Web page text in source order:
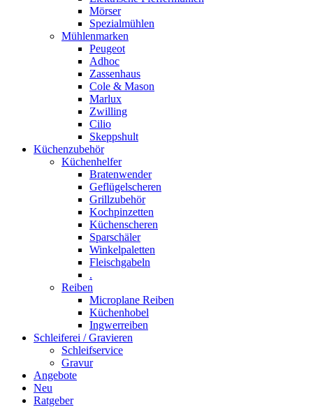
Mörser
Spezialmühlen
Mühlenmarken
Peugeot
Adhoc
Zassenhaus
Cole & Mason
Marlux
Zwilling
Cilio
Skeppshult
Küchenzubehör
Küchenhelfer
Bratenwender
Geflügelscheren
Grillzubehör
Kochpinzetten
Küchenscheren
Sparschäler
Winkelpaletten
Fleischgabeln
.
Reiben
Microplane Reiben
Küchenhobel
Ingwerreiben
Schleiferei / Gravieren
Schleifservice
Gravur
Angebote
Neu
Ratgeber